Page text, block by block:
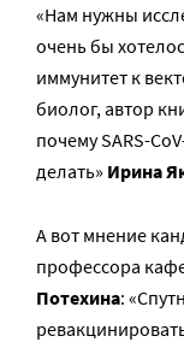
«Нам нужны
очень бы
иммунитет к
биолог, автор
почему SARS-
делать» Ирина
А вот мнение
профессора
Потехина: